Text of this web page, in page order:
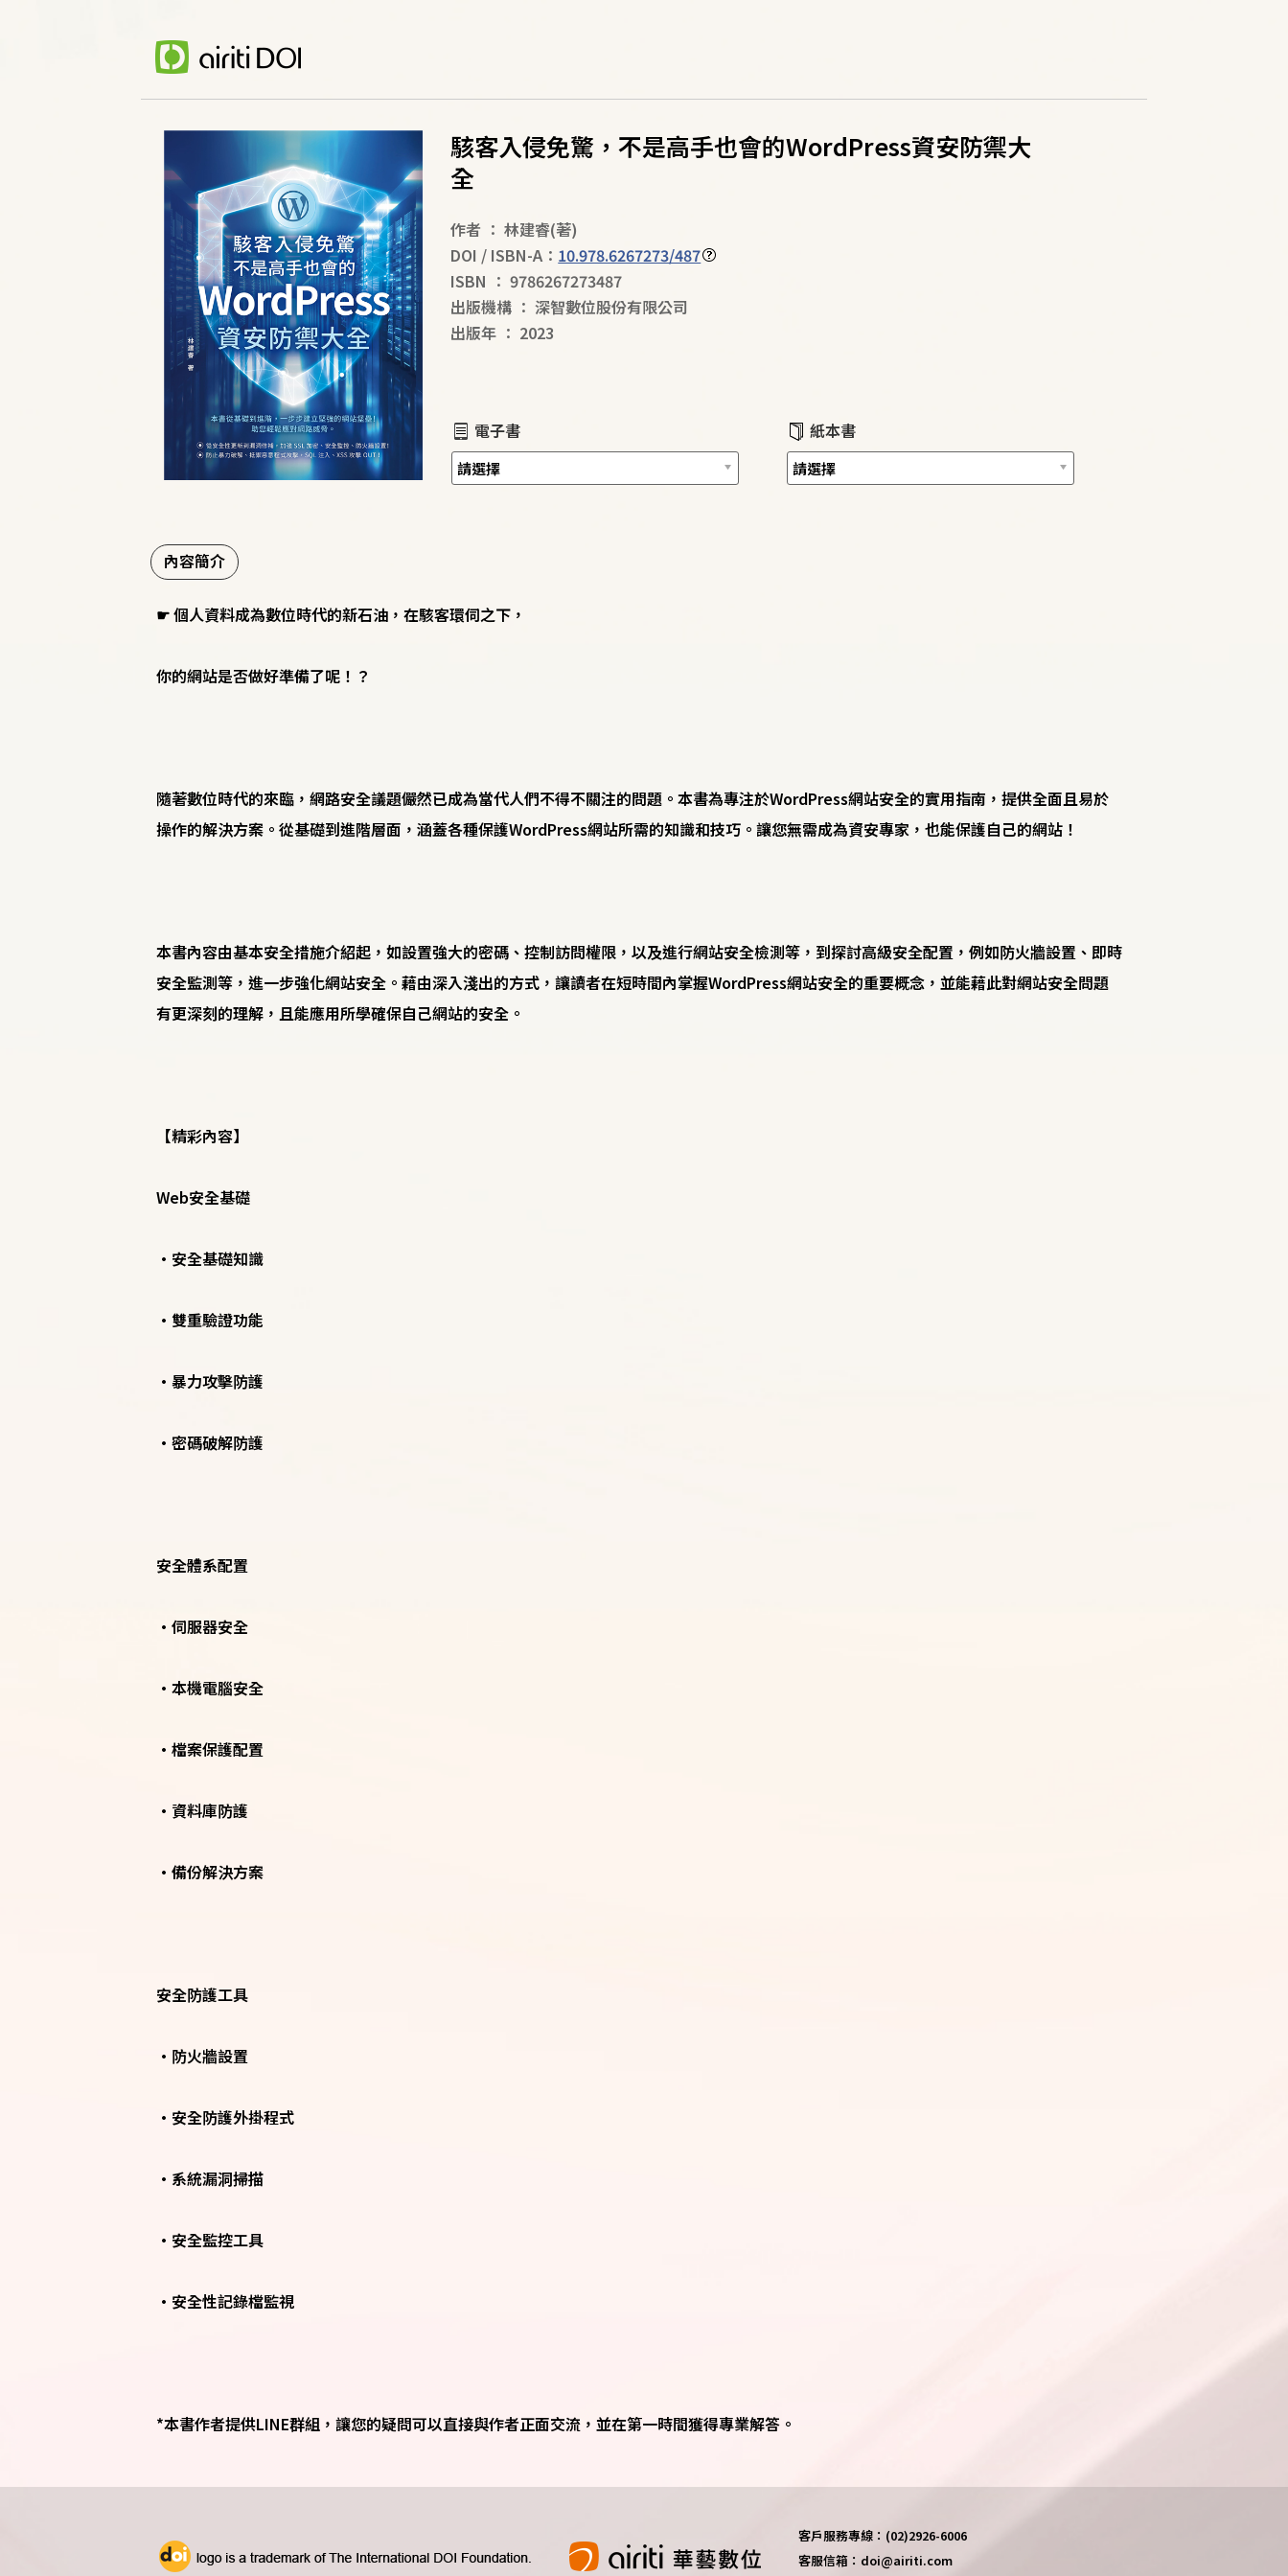
駭客入侵免驚，不是高手也會的WordPress資安防禦大
全
作者 ： 林建睿(著)
DOI / ISBN-A： 10.978.6267273/487
ISBN ： 9786267273487
出版機構 ： 深智數位股份有限公司
出版年 ： 2023
電子書 紙本書
內容簡介
☛ 個人資料成為數位時代的新石油，在駭客環伺之下，
你的網站是否做好準備了呢！？
隨著數位時代的來臨，網路安全議題儼然已成為當代人們不得不關注的問題。本書為專注於WordPress網站安全的實用指南，提供全面且易於
操作的解決方案。從基礎到進階層面，涵蓋各種保護WordPress網站所需的知識和技巧。讓您無需成為資安專家，也能保護自己的網站！
本書內容由基本安全措施介紹起，如設置強大的密碼、控制訪問權限，以及進行網站安全檢測等，到探討高級安全配置，例如防火牆設置、即時
安全監測等，進一步強化網站安全。藉由深入淺出的方式，讓讀者在短時間內掌握WordPress網站安全的重要概念，並能藉此對網站安全問題
有更深刻的理解，且能應用所學確保自己網站的安全。
【精彩內容】
Web安全基礎
•安全基礎知識
•雙重驗證功能
•暴力攻擊防護
•密碼破解防護
安全體系配置
•伺服器安全
•本機電腦安全
•檔案保護配置
•資料庫防護
•備份解決方案
安全防護工具
•防火牆設置
•安全防護外掛程式
•系統漏洞掃描
•安全監控工具
•安全性記錄檔監視
*本書作者提供LINE群組，讓您的疑問可以直接與作者正面交流，並在第一時間獲得專業解答。
客戶服務專線：(02)2926-6006
客服信箱：doi@airiti.com